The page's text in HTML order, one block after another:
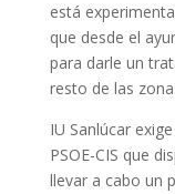
está
que desde el
para darle un
resto de las
IU Sanlúcar
PSOE-CIS que
llevar a cabo un